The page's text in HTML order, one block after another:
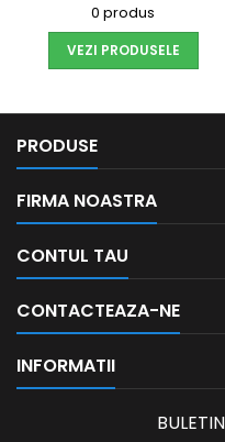
0 produs
VEZI PRODUSELE
PRODUSE
FIRMA NOASTRA
CONTUL TAU
CONTACTEAZA-NE
INFORMATII